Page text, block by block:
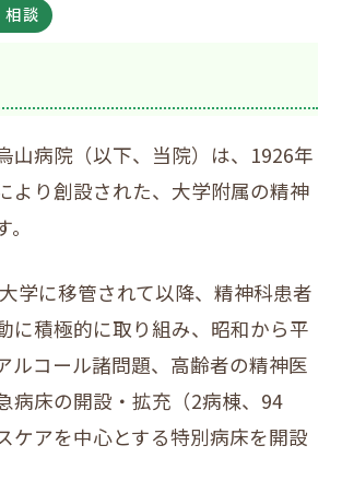
相談
山病院（以下、当院）は、1926年
より創設された、大学附属の精神
学に移管されて以降、精神科患者
に積極的に取り組み、昭和から平
ルコール諸問題、高齢者の精神医
病床の開設・拡充（2病棟、94
ケアを中心とする特別病床を開設